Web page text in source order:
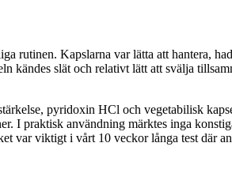
Kapslarna var lätta att hantera,
slät och relativt lätt att svälja
pyridoxin HCl och vegetabilisk
I praktisk användning märktes inga
var viktigt i vårt 10 veckor långa test där